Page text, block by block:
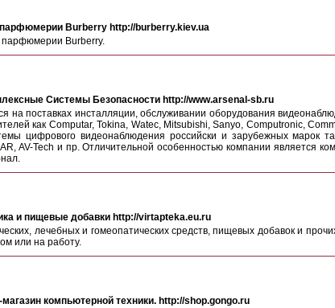
парфюмерии Burberry http://burberry.kiev.ua
парфюмерии Burberry.
Системы Безопасности http://www.arsenal-sb.ru
на поставках инсталляции, обслуживании оборудования
как Computar, Tokina, Watec, Mitsubishi, Sanyo, Computronic,
цифрового видеонаблюдения российски и зарубежных марок
AV-Tech и пр. Отличительной особенностью компании является
и пищевые добавки http://virtapteka.eu.ru
лечебных и гомеопатических средств, пищевых добавок и
или на работу.
магазин компьютерной техники. http://shop.gongo.ru